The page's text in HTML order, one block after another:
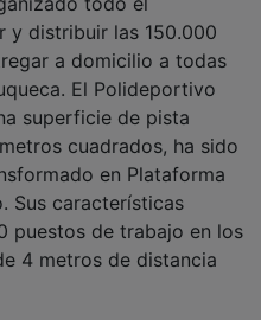
distribuir las 150.000
a domicilio a todas
El Polideportivo
superficie de pista
cuadrados, ha sido
en Plataforma
Sus características
de trabajo en los
4 metros de distancia